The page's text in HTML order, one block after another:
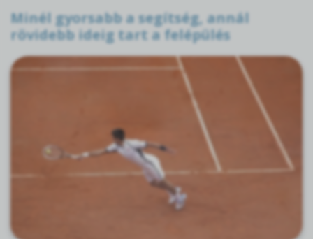
Minél gyorsabb a segítség, annál
rövidebb ideig tart a felépülés